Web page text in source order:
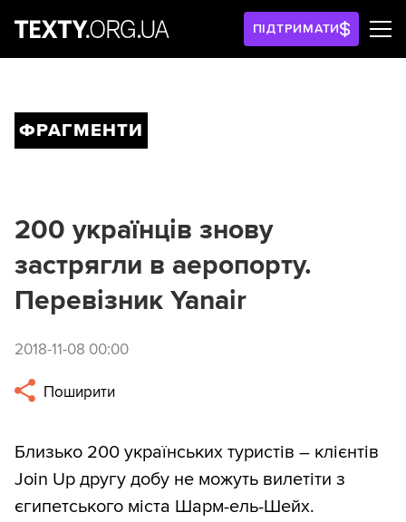
ПІДТРИМАТИ
ФРАГМЕНТИ
200 українців знову
застрягли в аеропорту.
Перевізник Yanair
2018-11-08 00:00
Поширити
Близько 200 українських туристів – клієнтів
Join Up другу добу не можуть вилетіти з
єгипетського міста Шарм-ель-Шейх.